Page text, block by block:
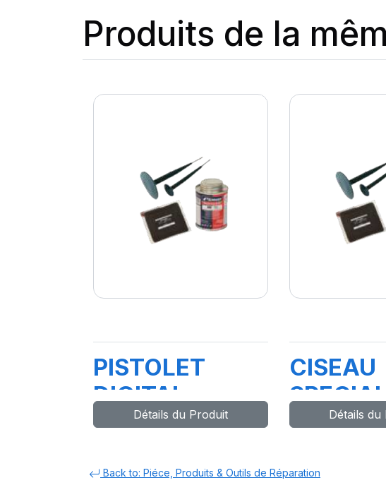
Produits de la
PISTOLET
DIGITAL
SCHRADER
Détails du Produit
CISEAU
Détails du
Back to: Piéce, Produits & Outils de Réparation